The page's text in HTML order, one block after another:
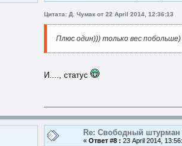
Цитата: Д. Чумак от 22 April 2014, 12:36:13
Плюс один))) только вес побольше)
И...., статус
Re: Свободный штурман
« Ответ #8 : 23 April 2014,